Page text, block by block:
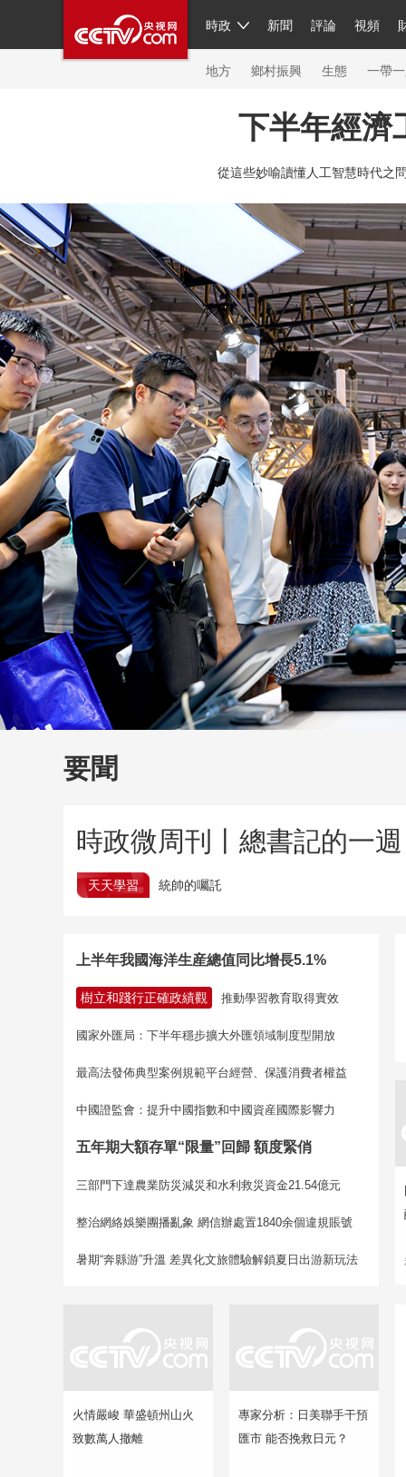
時政 新聞 評論 視頻
人民領袖習近平 聯播+ 中國
直播 片庫 欄目大全 節目單
繁體 海外頻道 iPanda
地方 鄉村振興 生態 一帶
共産黨員網 秧紀錄 紀
新聞 評論 經濟 軍事 科技
人民領袖習近平 熱解讀 天天學習 習
視頻 小央視頻 小央直播 直播中國 熊貓頻
現場 前線 比劃 快看 藍海中國 新兵請入
體育 直播 競猜 2026年世界盃 2026年冬奧
VIP會員 CCTV奧林匹克頻道 生活體育大會
財經 教育 鄉村振興 生態環境 一帶一路
大國智造 大國展會 大國保險 雲頂對話 雲
CCTV.節目官網 直播 節目單 欄目 片庫
下半年經濟
從這些妙喻讀懂人工智慧時代之
要聞
時政微周刊丨總書記的一
天天學習 統帥的囑託
上半年我國海洋生産總值同比增長5.1%
樹立和踐行正確政績觀 推動學習教育取得實效
國家外匯局：下半年穩步擴大外匯領域制度型開放
最高法發佈典型案例規範平台經營、保護消費者權益
中國證監會：提升中國指數和中國資産國際影響力
五年期大額存單“限量”回歸 額度緊俏
三部門下達農業防災減災和水利救災資金21.54億元
整治網絡娛樂團播亂象 網信辦處置1840余個違規賬號
暑期“奔縣游”升溫 差異化文旅體驗解鎖夏日出游新玩法
火情嚴峻 華盛頓州山火
致數萬人撤離
專家分析：日美聯手干預
匯市 能否挽救日元？